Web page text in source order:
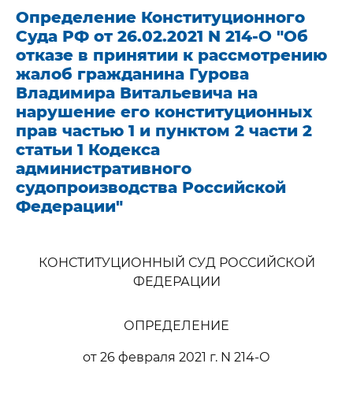
Определение Конституционного
Суда РФ от 26.02.2021 N 214-О "Об
отказе в принятии к рассмотрению
жалоб гражданина Гурова
Владимира Витальевича на
нарушение его конституционных
прав частью 1 и пунктом 2 части 2
статьи 1 Кодекса
административного
судопроизводства Российской
Федерации"
КОНСТИТУЦИОННЫЙ СУД РОССИЙСКОЙ
ФЕДЕРАЦИИ
ОПРЕДЕЛЕНИЕ
от 26 февраля 2021 г. N 214-О